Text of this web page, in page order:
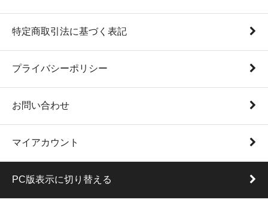
特定商取引法に基づく表記
プライバシーポリシー
お問い合わせ
マイアカウント
PC版表示に切り替える